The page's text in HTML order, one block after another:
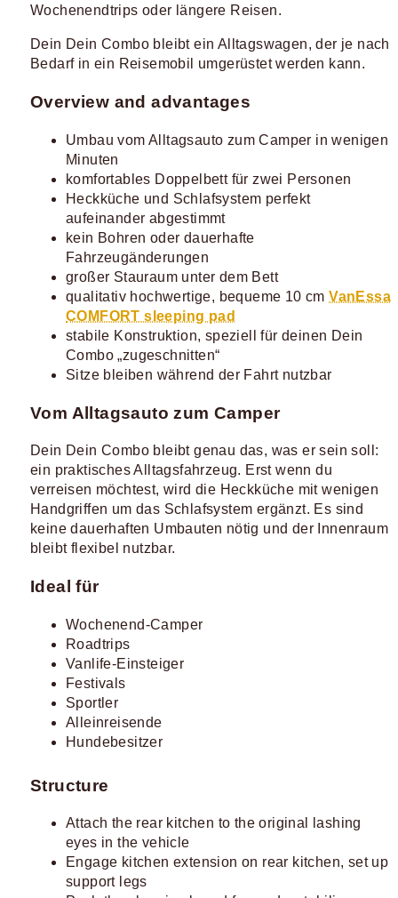
Wochenendtrips oder längere Reisen.
Dein Dein Combo bleibt ein Alltagswagen, der je nach
Bedarf in ein Reisemobil umgerüstet werden kann.
Overview and advantages
Umbau vom Alltagsauto zum Camper in wenigen
Minuten
komfortables Doppelbett für zwei Personen
Heckküche und Schlafsystem perfekt
aufeinander abgestimmt
kein Bohren oder dauerhafte
Fahrzeugänderungen
großer Stauraum unter dem Bett
qualitativ hochwertige, bequeme 10 cmVanEssa
COMFORT sleeping pad
stabile Konstruktion, speziell für deinen Dein
Combo „zugeschnitten“
Sitze bleiben während der Fahrt nutzbar
Vom Alltagsauto zum Camper
Dein Dein Combo bleibt genau das, was er sein soll:
ein praktisches Alltagsfahrzeug. Erst wenn du
verreisen möchtest, wird die Heckküche mit wenigen
Handgriffen um das Schlafsystem ergänzt. Es sind
keine dauerhaften Umbauten nötig und der Innenraum
bleibt flexibel nutzbar.
Ideal für
Wochenend-Camper
Roadtrips
Vanlife-Einsteiger
Festivals
Sportler
Alleinreisende
Hundebesitzer
Structure
Attach the rear kitchen to the original lashing
eyes in the vehicle
Engage kitchen extension on rear kitchen, set up
support legs